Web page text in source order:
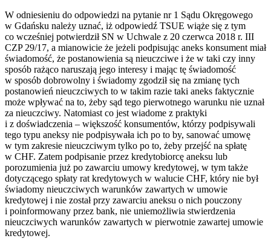
W odniesieniu do odpowiedzi na pytanie nr 1 Sądu Okręgowego
w Gdańsku należy uznać, iż odpowiedź TSUE wiąże się z tym
co wcześniej potwierdził SN w Uchwale z 20 czerwca 2018 r. III
CZP 29/17, a mianowicie że jeżeli podpisując aneks konsument miał
świadomość, że postanowienia są nieuczciwe i że w taki czy inny
sposób rażąco naruszają jego interesy i mając tę świadomość
w sposób dobrowolny i świadomy zgodził się na zmianę tych
postanowień nieuczciwych to w takim razie taki aneks faktycznie
może wpływać na to, żeby sąd tego pierwotnego warunku nie uznał
za nieuczciwy. Natomiast co jest wiadome z praktyki
i z doświadczenia – większość konsumentów, którzy podpisywali
tego typu aneksy nie podpisywała ich po to by, sanować umowę
w tym zakresie nieuczciwym tylko po to, żeby przejść na spłatę
w CHF. Zatem podpisanie przez kredytobiorcę aneksu lub
porozumienia już po zawarciu umowy kredytowej, w tym także
dotyczącego spłaty rat kredytowych w walucie CHF, który nie był
świadomy nieuczciwych warunków zawartych w umowie
kredytowej i nie został przy zawarciu aneksu o nich pouczony
i poinformowany przez bank, nie uniemożliwia stwierdzenia
nieuczciwych warunków zawartych w pierwotnie zawartej umowie
kredytowej.